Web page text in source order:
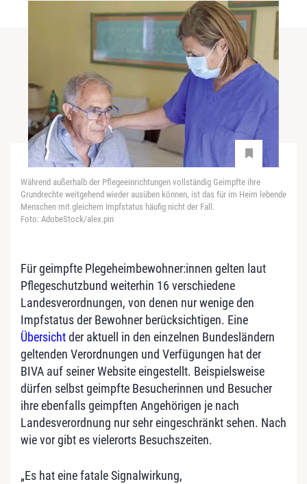
Während außerhalb der Pflegeeinrichtungen vollständig Geimpfte ihre
Grundrechte weitgehend wieder ausüben können, ist das für im Heim lebende
Menschen mit gleichem Impfstatus häufig nicht der Fall.
Foto: AdobeStock/alex.pin
Für geimpfte Plegeheimbewohner:innen gelten laut
Pflegeschutzbund weiterhin 16 verschiedene
Landesverordnungen, von denen nur wenige den
Impfstatus der Bewohner berücksichtigen. Eine
Übersichtder aktuell in den einzelnen Bundesländern
geltenden Verordnungen und Verfügungen hat der
BIVA auf seiner Website eingestellt. Beispielsweise
dürfen selbst geimpfte Besucherinnen und Besucher
ihre ebenfalls geimpften Angehörigen je nach
Landesverordnung nur sehr eingeschränkt sehen. Nach
wie vor gibt es vielerorts Besuchszeiten.
„Es hat eine fatale Signalwirkung,